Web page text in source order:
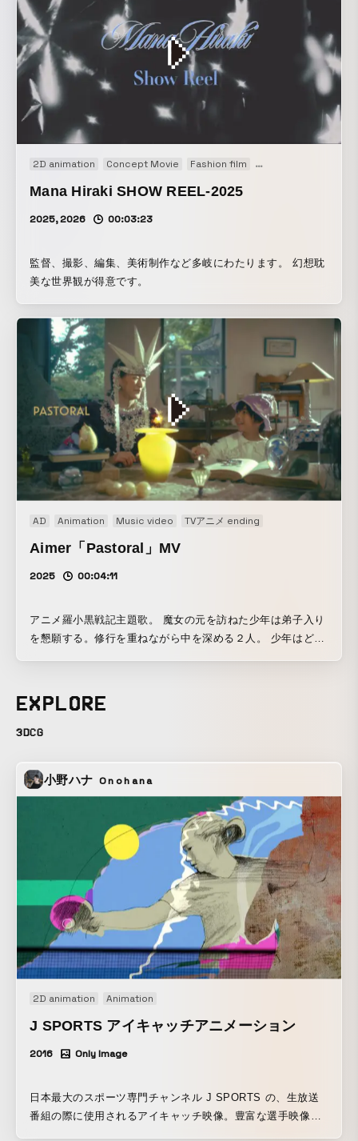
2D animation Concept Movie Fashion film Music video
Mana Hiraki SHOW REEL-2025
2025, 2026 00:03:23
監督、撮影、編集、美術制作など多岐にわたります。 幻想耽
美な世界観が得意です。
AD Animation Music video TVアニメ ending
Aimer「Pastoral」MV
2025 00:04:11
アニメ羅小黒戦記主題歌。 魔女の元を訪ねた少年は弟子入り
を懇願する。修行を重ねながら中を深める２人。 少年はどう
EXPLORE
3DCG
小野ハナ Onohana
2D animation Animation
J SPORTS アイキャッチアニメーション
2016 Only Image
日本最大のスポーツ専門チャンネル J SPORTS の、生放送
番組の際に使用されるアイキャッチ映像。豊富な選手映像の